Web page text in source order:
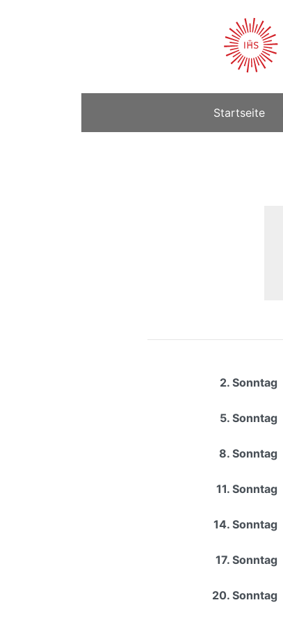
Startseite
2. Sonntag
5. Sonntag
8. Sonntag
11. Sonntag
14. Sonntag
17. Sonntag
20. Sonntag